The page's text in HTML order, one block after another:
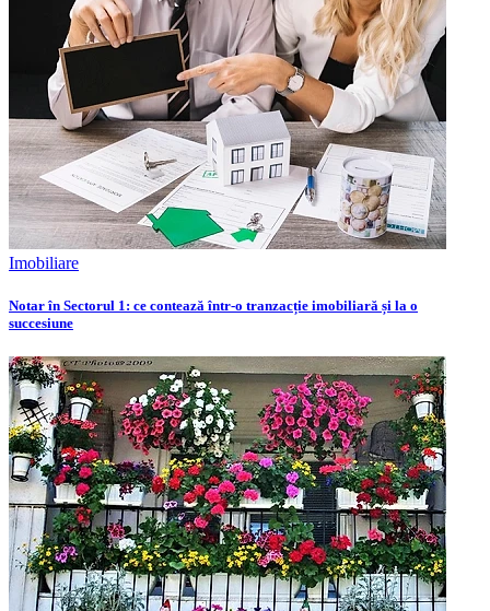
Imobiliare
Notar în Sectorul 1: ce contează într-o tranzacție imobiliară și la o
succesiune